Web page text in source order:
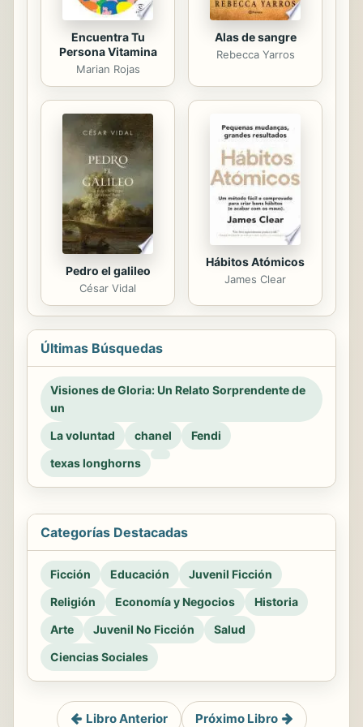
Encuentra Tu
Persona Vitamina
Marian Rojas
Alas de sangre
Rebecca Yarros
Pedro el galileo
César Vidal
Hábitos Atómicos
James Clear
Últimas Búsquedas
Visiones de Gloria: Un Relato Sorprendente de
un
La voluntad
chanel
Fendi
texas longhorns
Categorías Destacadas
Ficción Educación
Juvenil Ficción
Religión
Economía y Negocios
Historia
Arte
Juvenil No Ficción
Salud
Ciencias Sociales
Libro Anterior Próximo Libro